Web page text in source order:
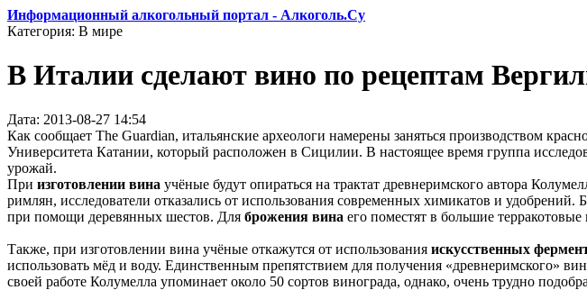
Информационный алкогольный портал - Алкоголь.Су
Категория: В мире
В Италии сделают вино по рецептам
Дата: 2013-08-27 14:54
Как сообщает The Guardian, итальянские археологи намерены заняться производством
Университета Катании, который расположен в Сицилии. В настоящее время группа
урожай.
При изготовлении вина учёные будут опираться на трактат древнеримского автора
римлян, исследователи отказались от использования современных химикатов и
при помощи деревянных шестов. Для брожения вина его поместят в большие
Также, при изготовлении вина учёные откажутся от использования искусственных
использовать мёд и воду. Единственным препятствием для получения «древнеримского»
своей работе Колумелла упоминает около 50 сортов винограда, однако, очень трудно